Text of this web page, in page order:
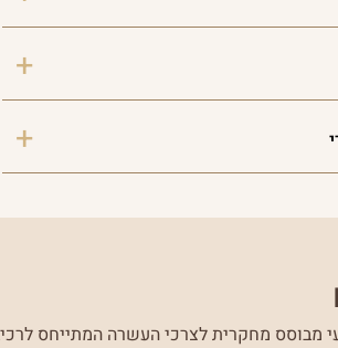
מבוסס מחקרית לצרכי העשרה המתייחס